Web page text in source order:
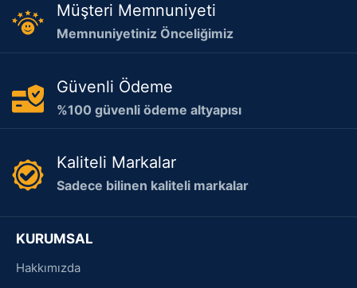
Müşteri Memnuniyeti
Memnuniyetiniz Önceliğimiz
Güvenli Ödeme
%100 güvenli ödeme altyapısı
Kaliteli Markalar
Sadece bilinen kaliteli markalar
KURUMSAL
Hakkımızda